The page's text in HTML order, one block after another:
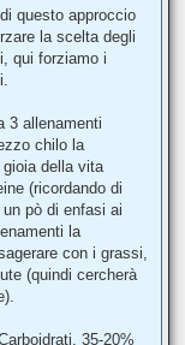
questo approccio
la scelta degli
qui forziamo i
3 allenamenti
chilo la
della vita
(ricordando di
pò di enfasi ai
la
con i grassi,
(quindi cercherà
35-20%